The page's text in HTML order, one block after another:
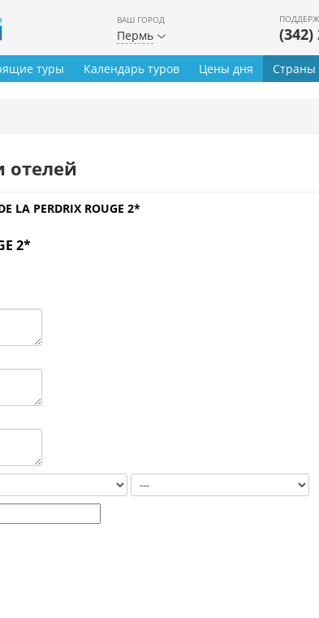
ВАШ ГОРОД
Пермь (342)
туры Календарь туров Цены дня Страны
отелей
LA PERDRIX ROUGE 2*
2*